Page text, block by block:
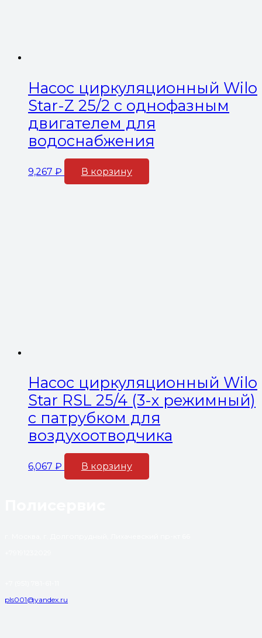
Насос циркуляционный Wilo
Star-Z 25/2 с однофазным
двигателем для
водоснабжения
9,267 ₽ В корзину
Насос циркуляционный Wilo
Star RSL 25/4 (3-х режимный)
с патрубком для
воздухоотводчика
6,067 ₽ В корзину
pls001@yandex.ru